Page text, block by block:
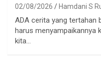
02/08/2026 Hamdani S
ADA cerita yang tertahan
harus menyampaikannya
kita…